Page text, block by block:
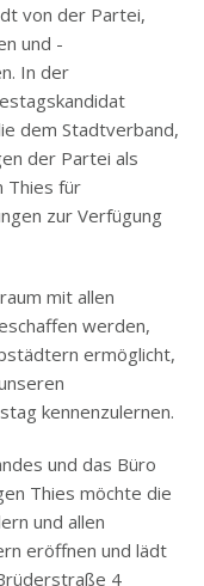
von der Partei,
und -
In der
dem Stadtverband,
der Partei als
Thies für
zur Verfügung
mit allen
werden,
ermöglicht,
kennenzulernen.
und das Büro
Thies möchte die
und allen
eröffnen und lädt
4